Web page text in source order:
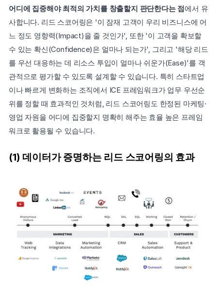
어디에 집중해야 최적의 가치를 창출할지 판단한다는 점에서 유
사합니다. 리드 스코어링은 '이 잠재 고객이 우리 비즈니스에 어
느 정도 영향력(Impact)을 줄 것인가', 또한 '이 고객을 확보할
수 있는 확신(Confidence)은 얼마나 되는가', 그리고 '해당 리드
를 우선 대응하는 데 리소스 투입이 얼마나 쉬운가(Ease)'를 객
관적으로 평가할 수 있도록 설계할 수 있습니다. 특히 스타트업
이나 빠르게 변화하는 조직에서 ICE 프레임워크가 업무 우선순
위를 정할 때 효과적인 것처럼, 리드 스코어링도 한정된 마케팅·
영업 자원을 어디에 집중할지 명확히 해주는 효율 높은 프레임
워크로 활용될 수 있습니다.
(1) 데이터가 증명하는 리드 스코어링의 효과